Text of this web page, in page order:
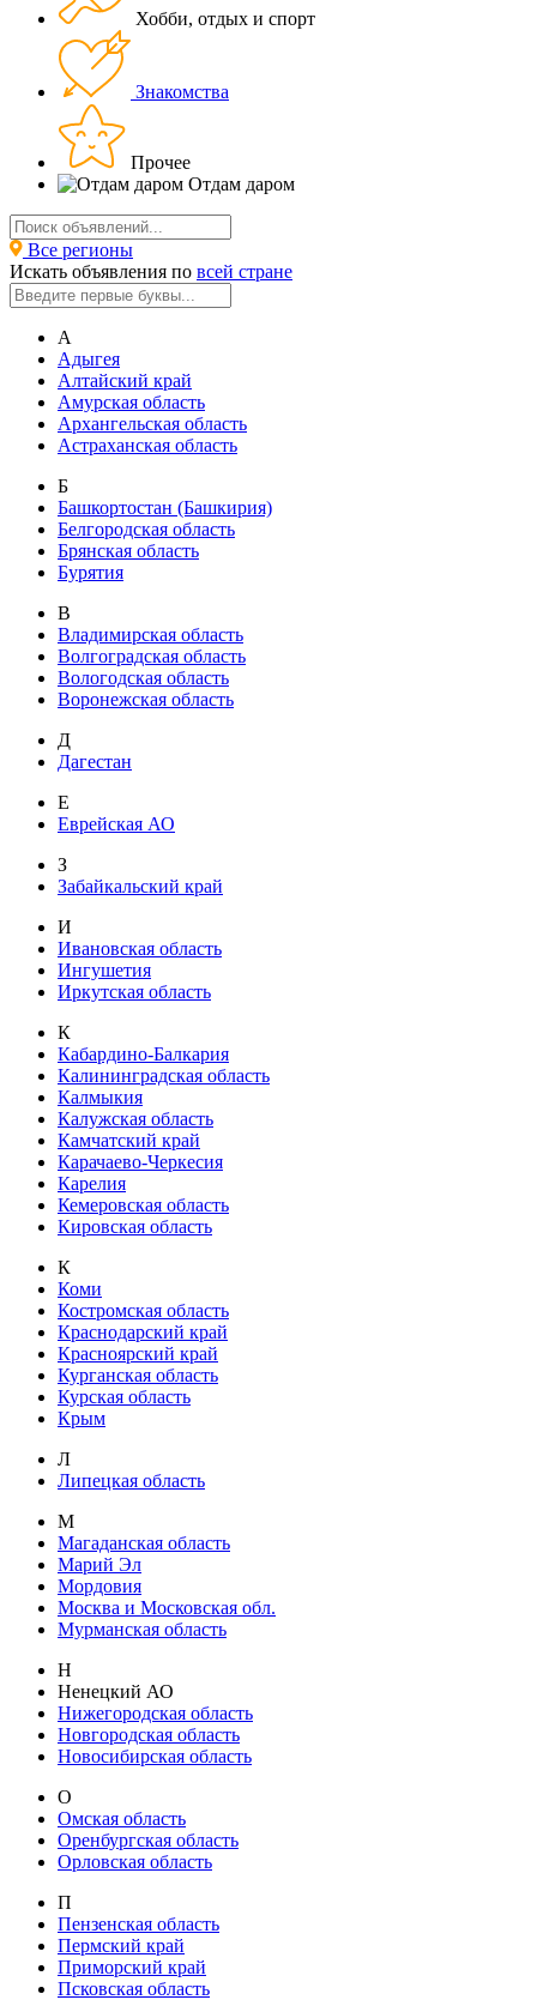
Хобби, отдых и спорт
Знакомства
Прочее
Отдам даром
Все регионы
Искать объявления по всей стране
А
Адыгея
Алтайский край
Амурская область
Архангельская область
Астраханская область
Б
Башкортостан (Башкирия)
Белгородская область
Брянская область
Бурятия
В
Владимирская область
Волгоградская область
Вологодская область
Воронежская область
Д
Дагестан
Е
Еврейская АО
З
Забайкальский край
И
Ивановская область
Ингушетия
Иркутская область
К
Кабардино-Балкария
Калининградская область
Калмыкия
Калужская область
Камчатский край
Карачаево-Черкесия
Карелия
Кемеровская область
Кировская область
К
Коми
Костромская область
Краснодарский край
Красноярский край
Курганская область
Курская область
Крым
Л
Липецкая область
М
Магаданская область
Марий Эл
Мордовия
Москва и Московская обл.
Мурманская область
Н
Ненецкий АО
Нижегородская область
Новгородская область
Новосибирская область
О
Омская область
Оренбургская область
Орловская область
П
Пензенская область
Пермский край
Приморский край
Псковская область